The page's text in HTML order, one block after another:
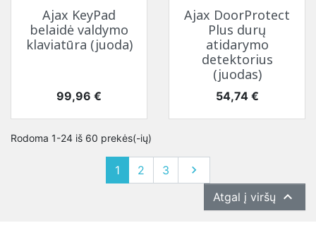
Ajax KeyPad
belaidė valdymo
klaviatūra (juoda)
Kaina
99,96 €
Ajax DoorProtect
Plus durų
atidarymo
detektorius
(juodas)
Kaina
54,74 €
Rodoma 1-24 iš 60 prekės(-ių)
1 2 3 Tęsti

Atgal į viršų 